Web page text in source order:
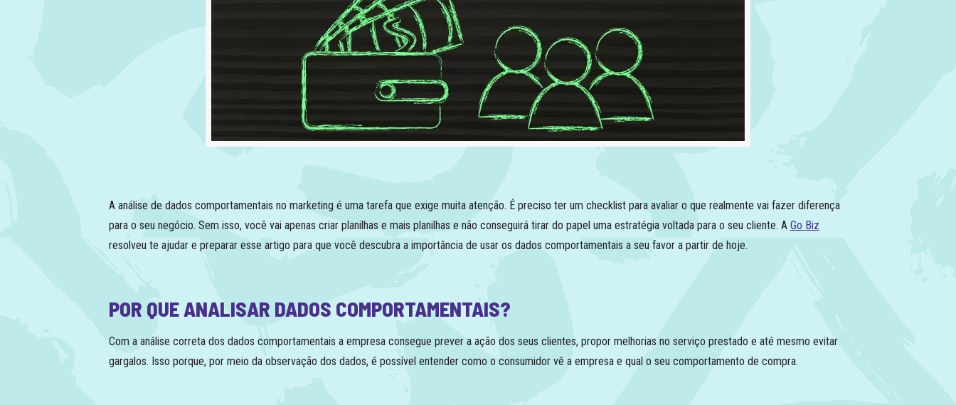
A análise de dados comportamentais no marketing é uma tarefa que exige muita atenção. É preciso ter um checklist para avaliar o que realmente vai fazer diferença
para o seu negócio. Sem isso, você vai apenas criar planilhas e mais planilhas e não conseguirá tirar do papel uma estratégia voltada para o seu cliente. A Go Biz
resolveu te ajudar e preparar esse artigo para que você descubra a importância de usar os dados comportamentais a seu favor a partir de hoje.
POR QUE ANALISAR DADOS COMPORTAMENTAIS?
Com a análise correta dos dados comportamentais a empresa consegue prever a ação dos seus clientes, propor melhorias no serviço prestado e até mesmo evitar
gargalos. Isso porque, por meio da observação dos dados, é possível entender como o consumidor vê a empresa e qual o seu comportamento de compra.